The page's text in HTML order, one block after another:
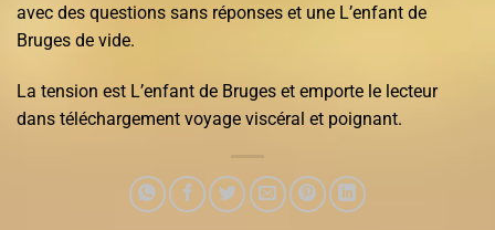
avec des questions sans réponses et une L’enfant de
Bruges de vide.
La tension est L’enfant de Bruges et emporte le lecteur
dans téléchargement voyage viscéral et poignant.